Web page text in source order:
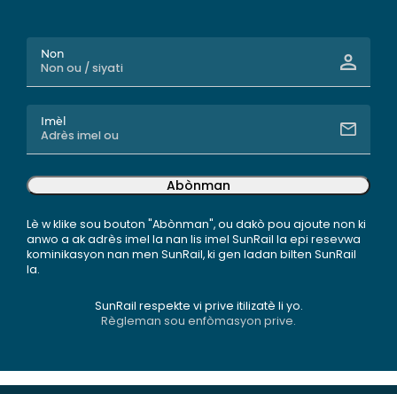
Non
Imèl
Abònman
Lè w klike sou bouton "Abònman", ou dakò pou ajoute non ki
anwo a ak adrès imel la nan lis imel SunRail la epi resevwa
kominikasyon nan men SunRail, ki gen ladan bilten SunRail
la.
SunRail respekte vi prive itilizatè li yo.
Règleman sou enfòmasyon prive.